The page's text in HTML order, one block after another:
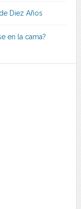
Diez Años
en la cama?